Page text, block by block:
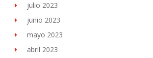
julio 2023
junio 2023
mayo 2023
abril 2023